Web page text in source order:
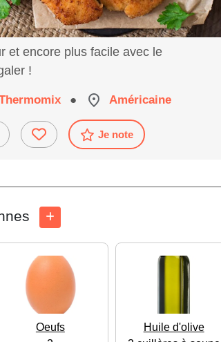
et encore plus facile avec le
!
● Américaine
Je note
Oeufs
Huile d'olive